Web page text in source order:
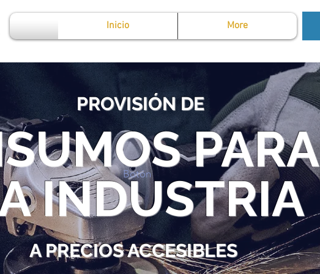
Inicio More
PROVISIÓN DE
PARA
INDUSTRIA
A PRECIOS ACCESIBLES
Botón